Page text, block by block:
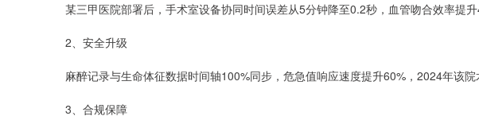
某三甲医院部署后，手术室设备协同时间误差从5分钟降至0.2秒，血管吻合效率提
2、安全升级
麻醉记录与生命体征数据时间轴100%同步，危急值响应速度提升60%，2024年该院
3、合规保障